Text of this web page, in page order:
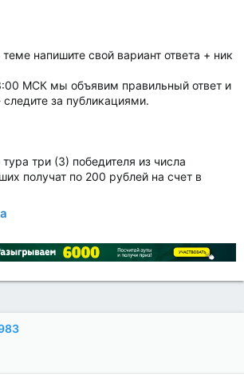
напишите свой вариант ответа + ник
МСК мы объявим правильный ответ и
следите за публикациями.
три (3) победителя из числа
получат по 200 рублей на счет в